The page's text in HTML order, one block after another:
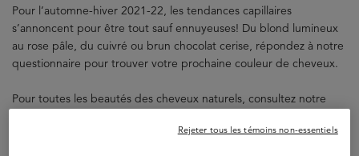
Pour l’automne-hiver 2021-22, les tendances capillaires
s’annoncent pour être tout sauf ennuyeuses! Du blond lumineux
au rose pâle, du cuivré ou brun chocolat cerise, répondez à notre
questionnaire pour trouver votre prochaine couleur de cheveux.
Pour toutes les beautés des cheveux naturels, consultez notre
Rejeter tous les témoins non-essentiels